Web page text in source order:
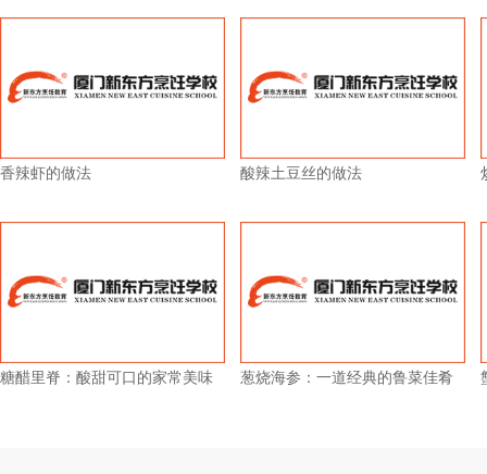
香辣虾的做法 酸辣土豆丝的做法
糖醋里脊：酸甜可口的家常美味 葱烧海参：一道经典的鲁菜佳肴